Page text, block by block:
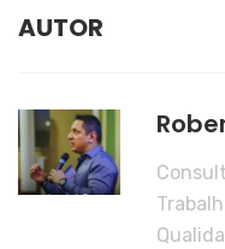
AUTOR